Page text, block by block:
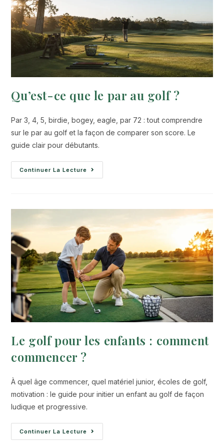
Qu’est-ce que le par au golf ?
Par 3, 4, 5, birdie, bogey, eagle, par 72 : tout comprendre
sur le par au golf et la façon de comparer son score. Le
guide clair pour débutants.
Continuer La Lecture
Le golf pour les enfants : comment
commencer ?
À quel âge commencer, quel matériel junior, écoles de golf,
motivation : le guide pour initier un enfant au golf de façon
ludique et progressive.
Continuer La Lecture